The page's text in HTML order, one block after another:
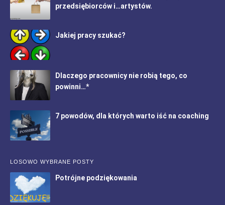
przedsiębiorców i…artystów.
Jakiej pracy szukać?
Dlaczego pracownicy nie robią tego, co
powinni…*
7 powodów, dla których warto iść na coaching
LOSOWO WYBRANE POSTY
Potrójne podziękowania